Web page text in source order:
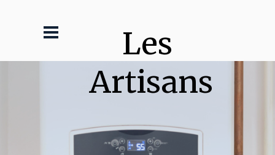
Les
Artisans